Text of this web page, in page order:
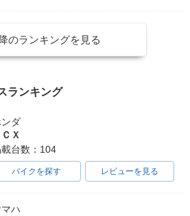
のランキングを見る
ランキング
ンダ
ＣＸ
台数：104
バイクを探す レビューを見る
ハ